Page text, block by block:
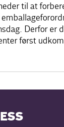
til at
Derfor er
først